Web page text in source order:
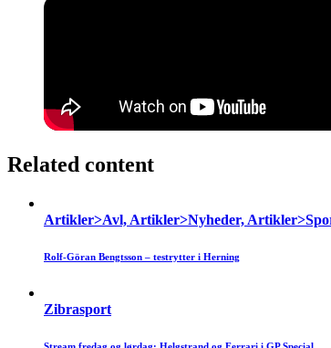
Related content
Artikler>Avl, Artikler>Nyheder,
Rolf-Göran Bengtsson – testrytter i Herning
Zibrasport
Stream fredag og lørdag: Helgstrand og Ferrari i GP Special